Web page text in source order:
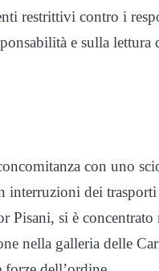
restrittivi contro i
e sulla lettura
con uno
interruzioni dei
si è concentrato
nella galleria delle